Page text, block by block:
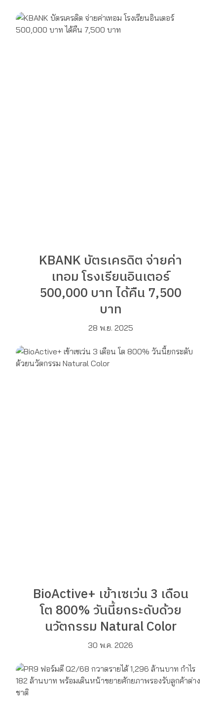
KBANK บัตรเครดิต จ่ายค่า
เทอม โรงเรียนอินเตอร์
500,000 บาท ได้คืน 7,500
บาท
28 พ.ย. 2025
BioActive+ เข้าเซเว่น 3 เดือน
โต 800% วันนี้ยกระดับด้วย
นวัตกรรม Natural Color
30 พ.ค. 2026